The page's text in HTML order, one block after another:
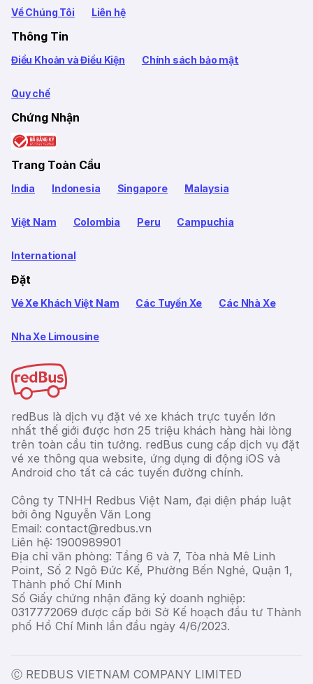
Về Chúng Tôi Liên hệ
Thông Tin
Điều Khoản và Điều Kiện Chính sách bảo mật
Quy chế
Chứng Nhận
Trang Toàn Cầu
India Indonesia Singapore Malaysia
Việt Nam Colombia Peru Campuchia
International
Đặt
Vé Xe Khách Việt Nam Các Tuyến Xe Các Nhà Xe
Nha Xe Limousine
redBus là dịch vụ đặt vé xe khách trực tuyến lớn
nhất thế giới được hơn 25 triệu khách hàng hài lòng
trên toàn cầu tin tưởng. redBus cung cấp dịch vụ đặt
vé xe thông qua website, ứng dụng di động iOS và
Android cho tất cả các tuyến đường chính.
Công ty TNHH Redbus Việt Nam, đại diện pháp luật
bởi ông Nguyễn Văn Long
Email: contact@redbus.vn
Liên hệ: 1900989901
Địa chỉ văn phòng: Tầng 6 và 7, Tòa nhà Mê Linh
Point, Số 2 Ngô Đức Kế, Phường Bến Nghé, Quận 1,
Thành phố Chí Minh
Số Giấy chứng nhận đăng ký doanh nghiệp:
0317772069 được cấp bởi Sở Kế hoạch đầu tư Thành
phố Hồ Chí Minh lần đầu ngày 4/6/2023.
Ⓒ REDBUS VIETNAM COMPANY LIMITED